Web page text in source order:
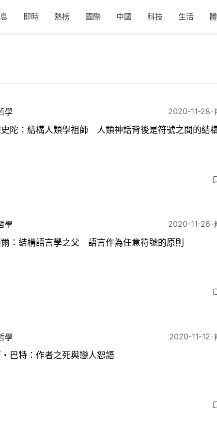
即時 熱榜 國際 中國 科技 生活
學 2020-11-28
陀：結構人類學祖師 人類神話背後是符號之間的結
學 2020-11-26
：結構語言學之父 語言作為任意符號的原則
學 2020-11-12
巴特：作者之死與戀人恕語